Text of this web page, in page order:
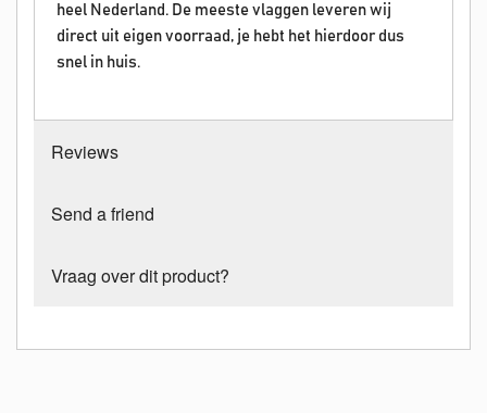
heel Nederland. De meeste vlaggen leveren wij
direct uit eigen voorraad, je hebt het hierdoor dus
snel in huis.
Reviews
Send a friend
Vraag over dit product?